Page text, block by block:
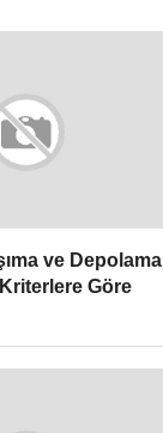
ve Depolama
Göre